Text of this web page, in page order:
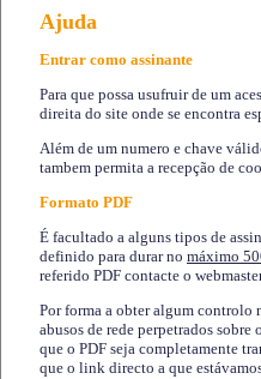
Ajuda
Entrar como assinante
Para que possa usufruir de um
direita do site onde se encontra
Além de um numero e chave
tambem permita a recepção de
Formato PDF
É facultado a alguns tipos de
definido para durar no máximo
referido PDF contacte o
Por forma a obter algum controlo
abusos de rede perpetrados
que o PDF seja completamente
que o link directo a que